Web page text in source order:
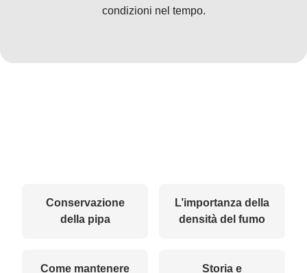
condizioni nel tempo.
Conservazione
della pipa
L’importanza della
densità del fumo
Come mantenere
Storia e